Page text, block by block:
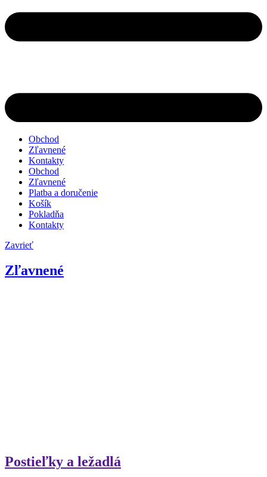
Obchod
Zľavnené
Kontakty
Obchod
Zľavnené
Platba a doručenie
Košík
Pokladňa
Kontakty
Zavrieť
Zľavnené
Postieľky a ležadlá